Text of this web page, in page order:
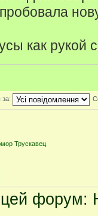
как рукой
за:
Трускавец
форум: